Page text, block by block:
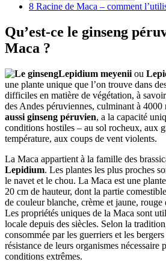
8 Racine de Maca – comment
Qu’est-ce le ginseng
Maca ?
Lepidium meyenii ou
une plante unique que l’on trouve dans
difficiles en matière de végétation, à
des Andes péruviennes, culminant à 4000
aussi ginseng péruvien, a la capacité
conditions hostiles – au sol rocheux, aux
température, aux coups de vent violents.
La Maca appartient à la famille des
Lepidium. Les plantes les plus proches
le navet et le chou. La Maca est une
20 cm de hauteur, dont la partie
de couleur blanche, crème et jaune,
Les propriétés uniques de la Maca sont
locale depuis des siècles. Selon la
consommée par les guerriers et les
résistance de leurs organismes nécessaire
conditions extrêmes.